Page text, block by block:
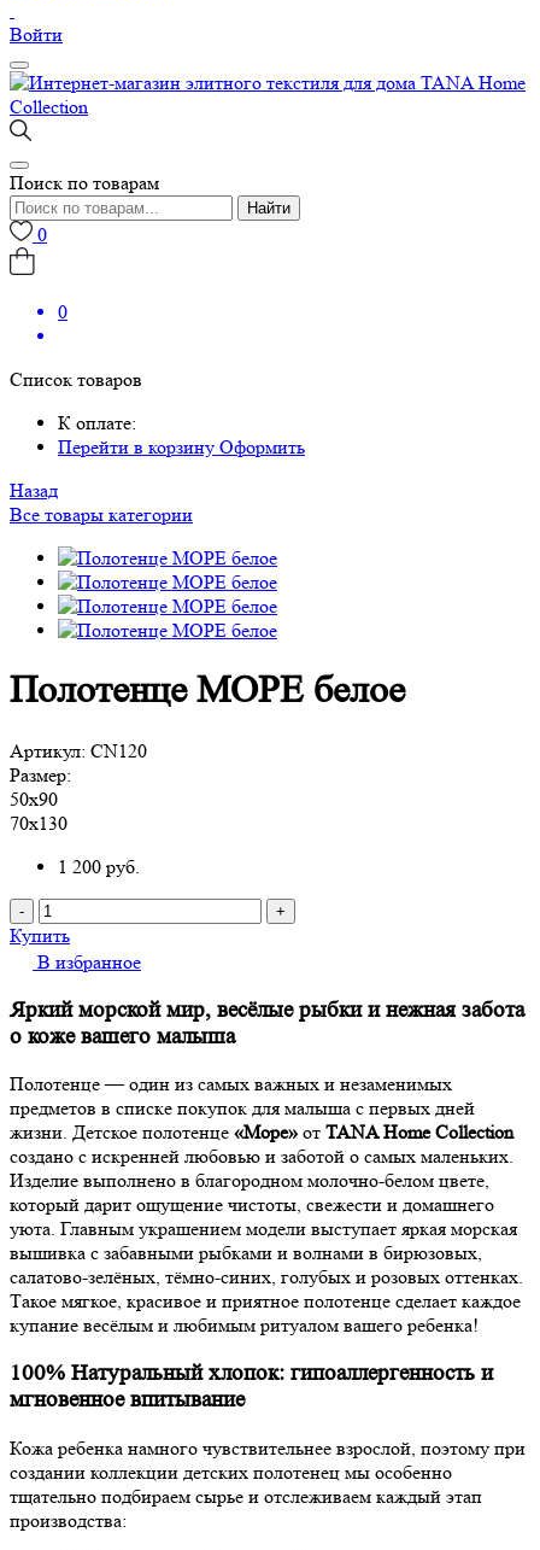
Войти
Поиск по товарам
Найти
0
0
Список товаров
К оплате:
Перейти в корзину Оформить
Назад
Все товары категории
Полотенце МОРЕ белое
Артикул: CN120
Размер:
50х90
70х130
1 200 руб.
- +
Купить
В избранное
Яркий морской мир, весёлые рыбки и нежная забота
о коже вашего малыша
Полотенце — один из самых важных и незаменимых
предметов в списке покупок для малыша с первых дней
жизни. Детское полотенце «Море» от TANA Home Collection
создано с искренней любовью и заботой о самых маленьких.
Изделие выполнено в благородном молочно-белом цвете,
который дарит ощущение чистоты, свежести и домашнего
уюта. Главным украшением модели выступает яркая морская
вышивка с забавными рыбками и волнами в бирюзовых,
салатово-зелёных, тёмно-синих, голубых и розовых оттенках.
Такое мягкое, красивое и приятное полотенце сделает каждое
купание весёлым и любимым ритуалом вашего ребенка!
100% Натуральный хлопок: гипоаллергенность и
мгновенное впитывание
Кожа ребенка намного чувствительнее взрослой, поэтому при
создании коллекции детских полотенец мы особенно
тщательно подбираем сырье и отслеживаем каждый этап
производства: